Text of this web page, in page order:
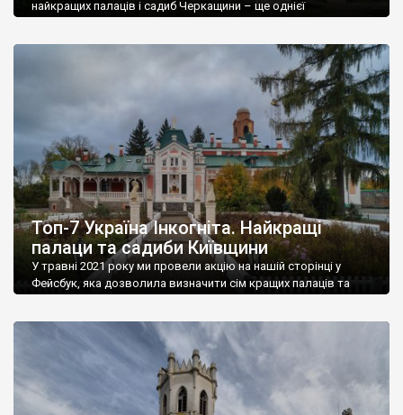
найкращих палаців і садиб Черкащини – ще однієї
або маловідомі, або невідомі взагалі, тому ваші поширення
цього допису, сприятимуть популяризіції знань про Україну, й
Черкащину зокрема. І чекаємо на коментарі. […]
Топ-7 Україна Інкогніта. Найкращі
палаци та садиби Київщини
У травні 2021 року ми провели акцію на нашій сторінці у
Фейсбук, яка дозволила визначити сім кращих палаців та
На жаль 4 об’єкти із цієї сімки у стані руїни – такі вже
українські реалії. Наша подальша діяльність буде […]